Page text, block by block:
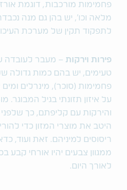
פחמימות מורכבות, דוגמת
מלאה וכו', יש בהן גם מנה
לתפקוד תקין של מערכת
פירות וירקות – מעבר לעובדה
טעימים, יש בהם כמות גדולה של
פחמימות (סוכר), מינרלים
על איזון תזונתי בגיל
והירקות עם קליפתם, כך
היטב את מוצרי המזון כדי
ריסוסים למיניהם. זאת ועוד,
ממגוון צבעים יהיו אורחי
לאורך היום.